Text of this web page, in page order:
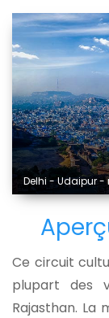
Delhi - Udaipur -
Ce circuit
plupart des
Rajasthan. La